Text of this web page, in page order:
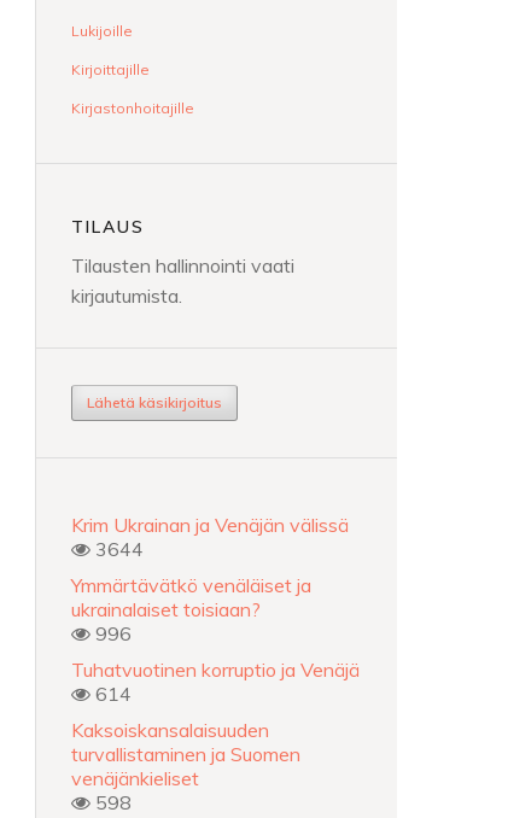
Lukijoille
Kirjoittajille
Kirjastonhoitajille
TILAUS
Tilausten hallinnointi vaati
kirjautumista.
Lähetä käsikirjoitus
Krim Ukrainan ja Venäjän välissä
3644
Ymmärtävätkö venäläiset ja
ukrainalaiset toisiaan?
996
Tuhatvuotinen korruptio ja Venäjä
614
Kaksoiskansalaisuuden
turvallistaminen ja Suomen
venäjänkieliset
598